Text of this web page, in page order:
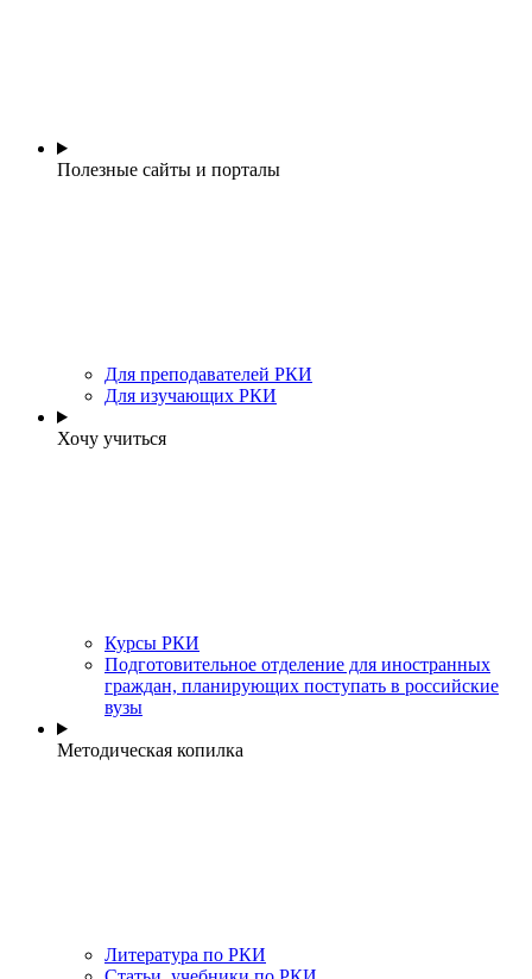
Полезные сайты и порталы
Для преподавателей РКИ
Для изучающих РКИ
Хочу учиться
Курсы РКИ
Подготовительное отделение для иностранных
граждан, планирующих поступать в российские
вузы
Методическая копилка
Литература по РКИ